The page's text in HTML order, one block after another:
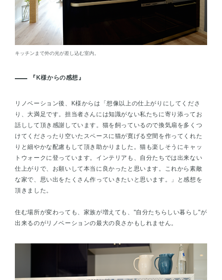
キッチンまで外の光が差し込む室内。
『K様からの感想』
リノベーション後、K様からは「想像以上の仕上がりにしてくださ
り、大満足です。担当者さんには知識がない私たちに寄り添ってお
話しして頂き感謝しています。猫を飼っているので換気扇を多くつ
けてくださったり空いたスペースに猫が寛げる空間を作ってくれた
りと細やかな配慮もして頂き助かりました。猫も楽しそうにキャッ
トウォークに登っています。インテリアも、自分たちでは出来ない
仕上がりで、お願いして本当に良かったと思います。これから素敵
な家で、思い出をたくさん作っていきたいと思います。」と感想を
頂きました。
住む場所が変わっても、家族が増えても、"自分たちらしい暮らし"が
出来るのがリノベーションの最大の良さかもしれません。